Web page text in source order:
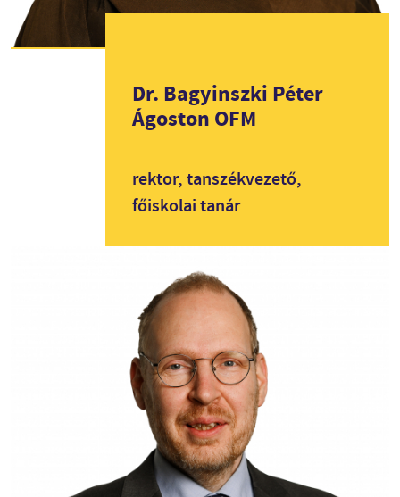
Dr. Bagyinszki Péter
Ágoston OFM
rektor, tanszékvezető,
főiskolai tanár